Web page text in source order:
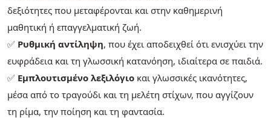
δεξιότητες που μεταφέρονται και στην καθημερινή
μαθητική ή επαγγελματική ζωή.
✅ Ρυθμική αντίληψη, που έχει αποδειχθεί ότι ενισχύει την
ευφράδεια και τη γλωσσική κατανόηση, ιδιαίτερα σε παιδιά.
✅ Εμπλουτισμένο λεξιλόγιο και γλωσσικές ικανότητες,
μέσα από το τραγούδι και τη μελέτη στίχων, που αγγίζουν
τη ρίμα, την ποίηση και τη φαντασία.